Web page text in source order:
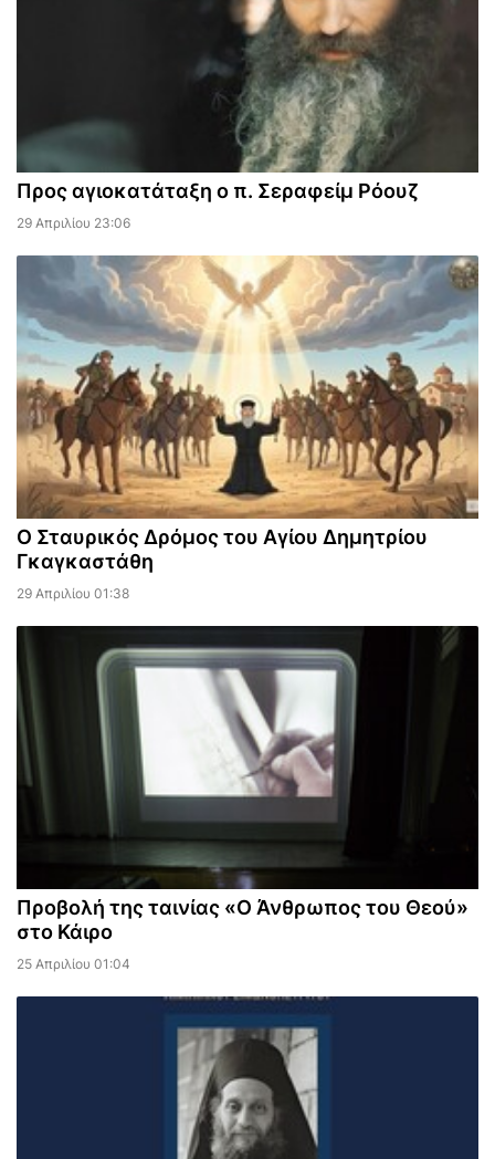
Προς αγιοκατάταξη ο π. Σεραφείμ Ρόουζ
29 Απριλίου 23:06
Ο Σταυρικός Δρόμος του Αγίου Δημητρίου
Γκαγκαστάθη
29 Απριλίου 01:38
Προβολή της ταινίας «Ο Άνθρωπος του Θεού»
στο Κάιρο
25 Απριλίου 01:04